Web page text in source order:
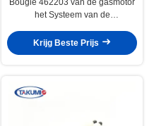
het Systeem van de
JS420
Krijg Beste Prijs